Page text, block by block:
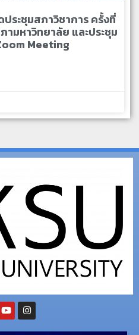
ระชุมสภาวิชาการ ครั้งที่
มหาวิทยาลัย และประชุม
Meeting